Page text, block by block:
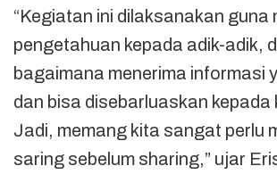
“Kegiatan ini dilaksanakan guna
pengetahuan kepada adik-adik,
bagaimana menerima informasi
dan bisa disebarluaskan kepada
Jadi, memang kita sangat perlu
saring sebelum sharing,” ujar